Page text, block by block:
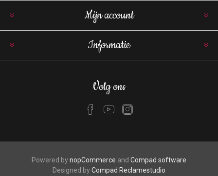
Mijn account
Informatie
Volg ons
Powered bynopCommerce and Compad software
Designed byCompad Reclamestudio